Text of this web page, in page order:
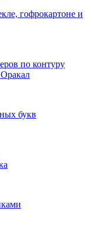
гофрокартоне и
по контуру
букв